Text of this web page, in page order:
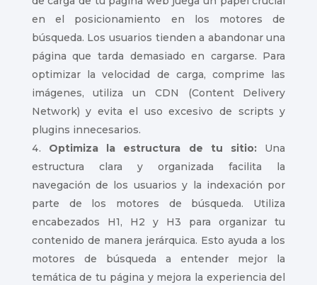
en el posicionamiento en los motores de
búsqueda. Los usuarios tienden a abandonar una
página que tarda demasiado en cargarse. Para
optimizar la velocidad de carga, comprime las
imágenes, utiliza un CDN (Content Delivery
Network) y evita el uso excesivo de scripts y
plugins innecesarios.
Optimiza la estructura de tu sitio: Una
estructura clara y organizada facilita la
navegación de los usuarios y la indexación por
parte de los motores de búsqueda. Utiliza
encabezados H1, H2 y H3 para organizar tu
contenido de manera jerárquica. Esto ayuda a los
motores de búsqueda a entender mejor la
temática de tu página y mejora la experiencia del